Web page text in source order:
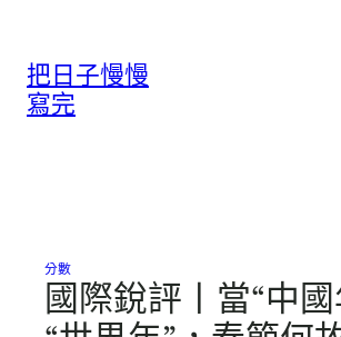
把日子慢慢
寫完
分數
國際銳評丨當“中